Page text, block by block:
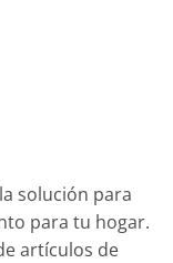
la solución para
para tu hogar.
artículos de